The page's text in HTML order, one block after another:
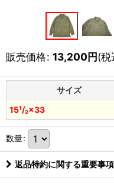
販売価格: 13,200円(税
サイズ
15¹/₂×33
数量:
返品特約に関する重要事項